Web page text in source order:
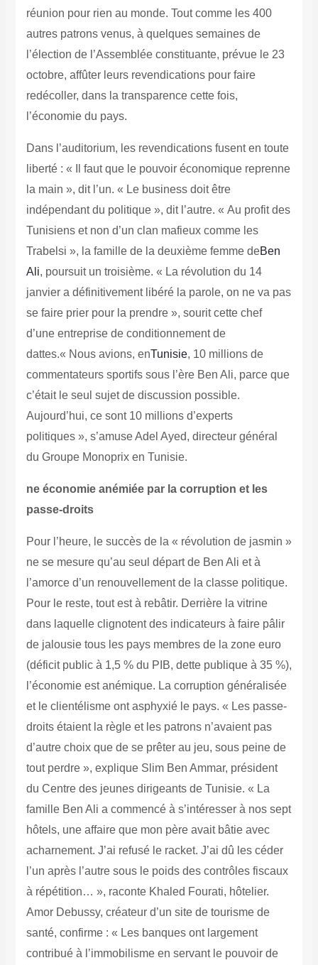
réunion pour rien au monde. Tout comme les 400
autres patrons venus, à quelques semaines de
l’élection de l’Assemblée constituante, prévue le 23
octobre, affûter leurs revendications pour faire
redécoller, dans la transparence cette fois,
l’économie du pays.
Dans l’auditorium, les revendications fusent en toute
liberté : « Il faut que le pouvoir économique reprenne
la main », dit l’un. « Le business doit être
indépendant du politique », dit l’autre. « Au profit des
Tunisiens et non d’un clan mafieux comme les
Trabelsi », la famille de la deuxième femme deBen
Ali, poursuit un troisième. « La révolution du 14
janvier a définitivement libéré la parole, on ne va pas
se faire prier pour la prendre », sourit cette chef
d’une entreprise de conditionnement de
dattes.« Nous avions, enTunisie, 10 millions de
commentateurs sportifs sous l’ère Ben Ali, parce que
c’était le seul sujet de discussion possible.
Aujourd’hui, ce sont 10 millions d’experts
politiques », s’amuse Adel Ayed, directeur général
du Groupe Monoprix en Tunisie.
ne économie anémiée par la corruption et les
passe-droits
Pour l’heure, le succès de la « révolution de jasmin »
ne se mesure qu’au seul départ de Ben Ali et à
l’amorce d’un renouvellement de la classe politique.
Pour le reste, tout est à rebâtir. Derrière la vitrine
dans laquelle clignotent des indicateurs à faire pâlir
de jalousie tous les pays membres de la zone euro
(déficit public à 1,5 % du PIB, dette publique à 35 %),
l’économie est anémique. La corruption généralisée
et le clientélisme ont asphyxié le pays. « Les passe-
droits étaient la règle et les patrons n’avaient pas
d’autre choix que de se prêter au jeu, sous peine de
tout perdre », explique Slim Ben Ammar, président
du Centre des jeunes dirigeants de Tunisie. « La
famille Ben Ali a commencé à s’intéresser à nos sept
hôtels, une affaire que mon père avait bâtie avec
acharnement. J’ai refusé le racket. J’ai dû les céder
l’un après l’autre sous le poids des contrôles fiscaux
à répétition… », raconte Khaled Fourati, hôtelier.
Amor Debussy, créateur d’un site de tourisme de
santé, confirme : « Les banques ont largement
contribué à l’immobilisme en servant le pouvoir de